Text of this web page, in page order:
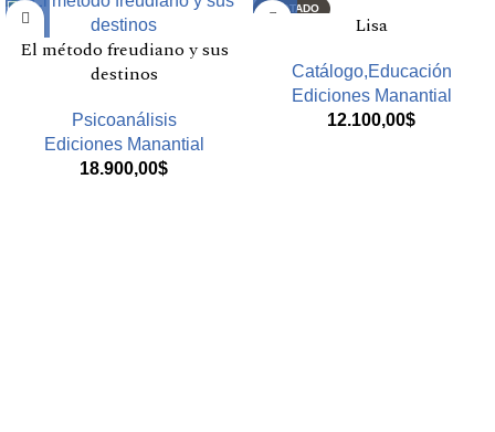
El método freudiano y sus
destinos
Psicoanálisis
Ediciones Manantial
18.900,00$
AGOTADO
Lisa
Catálogo,Educación
Ediciones Manantial
12.100,00$